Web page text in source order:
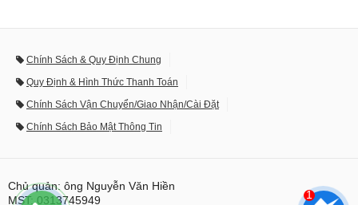
Chính Sách & Quy Định Chung
Quy Định & Hình Thức Thanh Toán
Chính Sách Vận Chuyển/Giao Nhận/Cài Đặt
Chính Sách Bảo Mật Thông Tin
Chủ quản: ông Nguyễn Văn Hiền
MST: 0313745949
1